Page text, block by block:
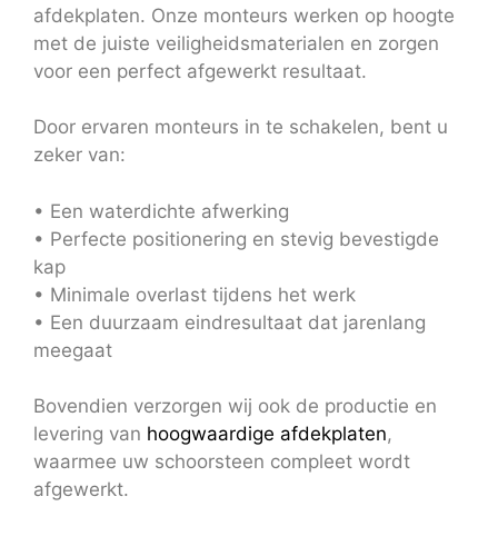
afdekplaten. Onze monteurs werken op hoogte
met de juiste veiligheidsmaterialen en zorgen
voor een perfect afgewerkt resultaat.
Door ervaren monteurs in te schakelen, bent u
zeker van:
• Een waterdichte afwerking
• Perfecte positionering en stevig bevestigde
kap
• Minimale overlast tijdens het werk
• Een duurzaam eindresultaat dat jarenlang
meegaat
Bovendien verzorgen wij ook de productie en
levering van hoogwaardige afdekplaten,
waarmee uw schoorsteen compleet wordt
afgewerkt.